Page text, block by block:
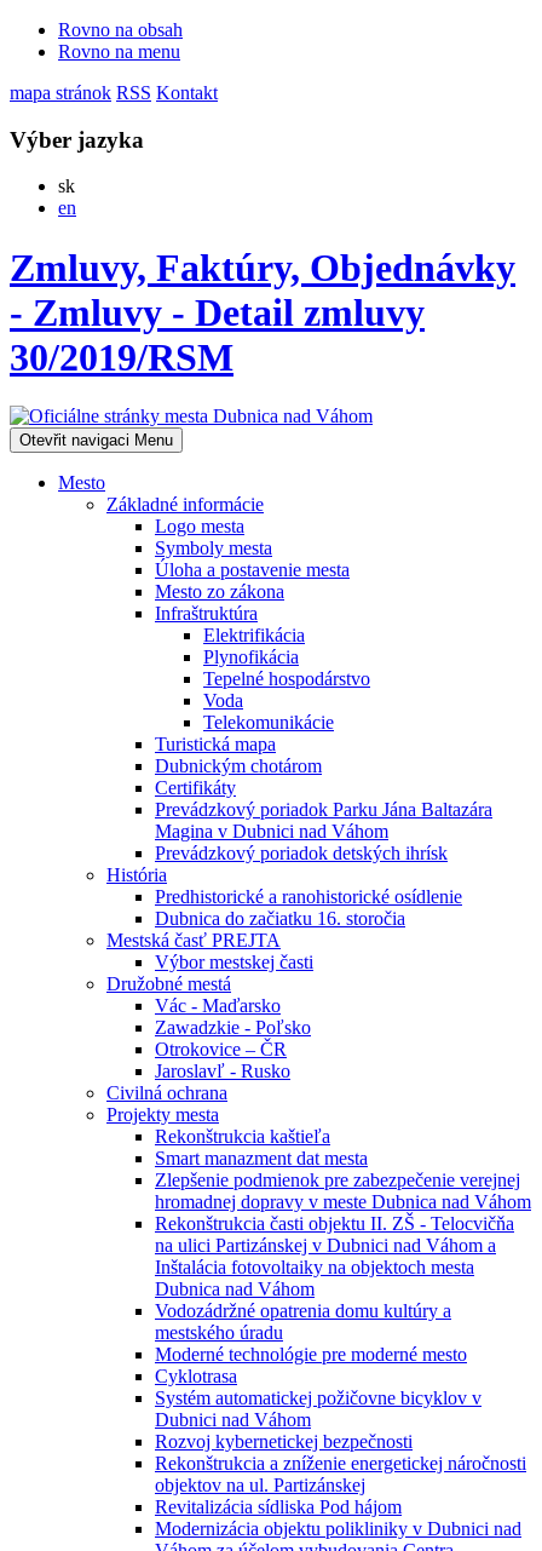
Rovno na obsah
Rovno na menu
mapa stránok RSS Kontakt
Výber jazyka
skSlovensky
en
Zmluvy, Faktúry, Objednávky
- Zmluvy - Detail zmluvy
30/2019/RSM
Otevřit navigaci Menu
Mesto
Základné informácie
Logo mesta
Symboly mesta
Úloha a postavenie mesta
Mesto zo zákona
Infraštruktúra
Elektrifikácia
Plynofikácia
Tepelné hospodárstvo
Voda
Telekomunikácie
Turistická mapa
Dubnickým chotárom
Certifikáty
Prevádzkový poriadok Parku Jána Baltazára
Magina v Dubnici nad Váhom
Prevádzkový poriadok detských ihrísk
História
Predhistorické a ranohistorické osídlenie
Dubnica do začiatku 16. storočia
Mestská časť PREJTA
Výbor mestskej časti
Družobné mestá
Vác - Maďarsko
Zawadzkie - Poľsko
Otrokovice – ČR
Jaroslavľ - Rusko
Civilná ochrana
Projekty mesta
Rekonštrukcia kaštieľa
Smart manazment dat mesta
Zlepšenie podmienok pre zabezpečenie verejnej
hromadnej dopravy v meste Dubnica nad Váhom
Rekonštrukcia časti objektu II. ZŠ - Telocvičňa
na ulici Partizánskej v Dubnici nad Váhom a
Inštalácia fotovoltaiky na objektoch mesta
Dubnica nad Váhom
Vodozádržné opatrenia domu kultúry a
mestského úradu
Moderné technológie pre moderné mesto
Cyklotrasa
Systém automatickej požičovne bicyklov v
Dubnici nad Váhom
Rozvoj kybernetickej bezpečnosti
Rekonštrukcia a zníženie energetickej náročnosti
objektov na ul. Partizánskej
Revitalizácia sídliska Pod hájom
Modernizácia objektu polikliniky v Dubnici nad